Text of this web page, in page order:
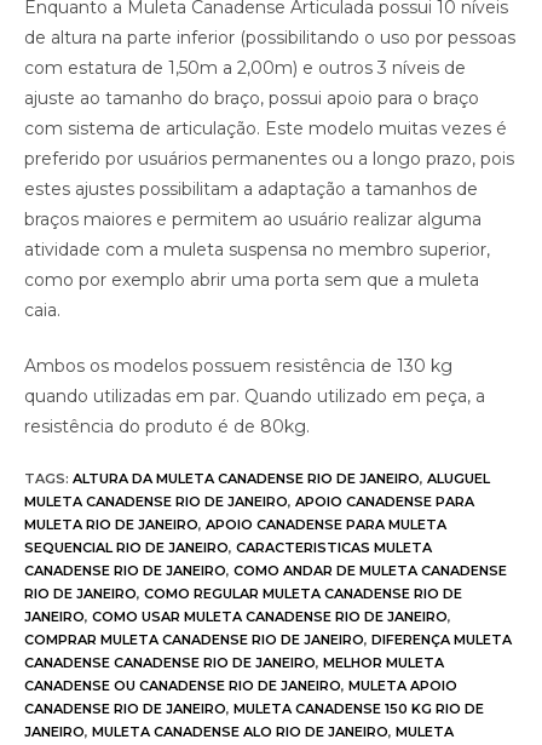
Enquanto a Muleta Canadense Articulada possui 10 níveis
de altura na parte inferior (possibilitando o uso por pessoas
com estatura de 1,50m a 2,00m) e outros 3 níveis de
ajuste ao tamanho do braço, possui apoio para o braço
com sistema de articulação. Este modelo muitas vezes é
preferido por usuários permanentes ou a longo prazo, pois
estes ajustes possibilitam a adaptação a tamanhos de
braços maiores e permitem ao usuário realizar alguma
atividade com a muleta suspensa no membro superior,
como por exemplo abrir uma porta sem que a muleta
caia.
Ambos os modelos possuem resistência de 130 kg
quando utilizadas em par. Quando utilizado em peça, a
resistência do produto é de 80kg.
TAGS: ALTURA DA MULETA CANADENSE RIO DE JANEIRO, ALUGUEL
MULETA CANADENSE RIO DE JANEIRO, APOIO CANADENSE PARA
MULETA RIO DE JANEIRO, APOIO CANADENSE PARA MULETA
SEQUENCIAL RIO DE JANEIRO, CARACTERISTICAS MULETA
CANADENSE RIO DE JANEIRO, COMO ANDAR DE MULETA CANADENSE
RIO DE JANEIRO, COMO REGULAR MULETA CANADENSE RIO DE
JANEIRO, COMO USAR MULETA CANADENSE RIO DE JANEIRO,
COMPRAR MULETA CANADENSE RIO DE JANEIRO, DIFERENÇA MULETA
CANADENSE CANADENSE RIO DE JANEIRO, MELHOR MULETA
CANADENSE OU CANADENSE RIO DE JANEIRO, MULETA APOIO
CANADENSE RIO DE JANEIRO, MULETA CANADENSE 150 KG RIO DE
JANEIRO, MULETA CANADENSE ALO RIO DE JANEIRO, MULETA